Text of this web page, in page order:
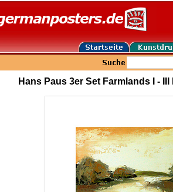
Hans Paus 3er Set Farmlands I -